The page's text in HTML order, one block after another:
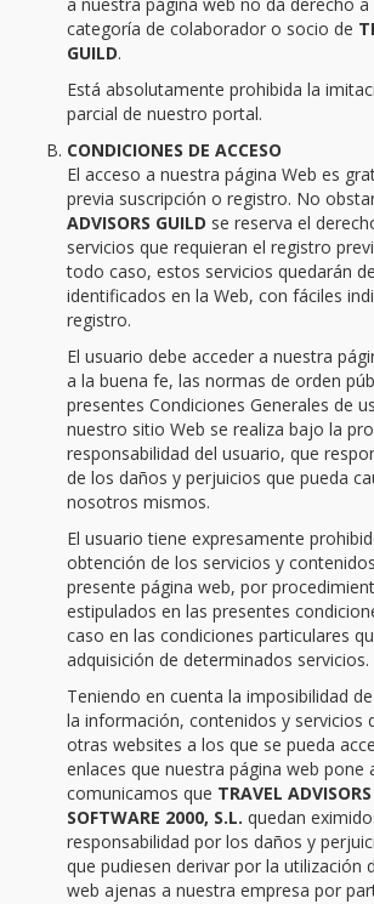
a nuestra página web no da derecho
categoría de colaborador o socio de
GUILD.
Está absolutamente prohibida la
parcial de nuestro portal.
CONDICIONES DE ACCESO
El acceso a nuestra página Web es
previa suscripción o registro. No
ADVISORS GUILD se reserva el
servicios que requieran el registro
todo caso, estos servicios quedarán
identificados en la Web, con fáciles
registro.
El usuario debe acceder a nuestra
a la buena fe, las normas de orden
presentes Condiciones Generales de
nuestro sitio Web se realiza bajo la
responsabilidad del usuario, que
de los daños y perjuicios que pueda
nosotros mismos.
El usuario tiene expresamente
obtención de los servicios y
presente página web, por
estipulados en las presentes
caso en las condiciones particulares
adquisición de determinados servicios.
Teniendo en cuenta la imposibilidad
la información, contenidos y servicios
otras websites a los que se pueda
enlaces que nuestra página web pone
comunicamos que TRAVEL
SOFTWARE 2000, S.L. quedan
responsabilidad por los daños y
que pudiesen derivar por la utilización
web ajenas a nuestra empresa por